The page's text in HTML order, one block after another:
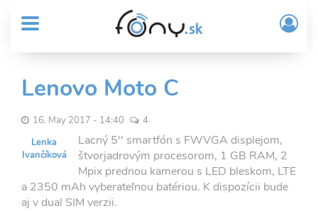
obsah
MENU
Sub
Header
menu
User
account
menu
/
Lenovo Moto C
16. May 2017 - 14:40
4
Lenka
Ivančíková
Lacný 5'' smartfón s FWVGA displejom,
štvorjadrovým procesorom, 1 GB RAM, 2
Mpix prednou kamerou s LED bleskom, LTE
a 2350 mAh vyberateľnou batériou. K dispozícii bude
aj v dual SIM verzii.